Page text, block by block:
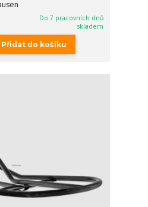
Do 7 pracovních dnů
skladem
Přidat do košíku